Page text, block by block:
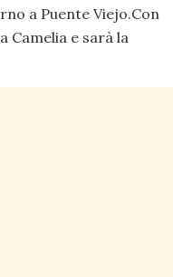
a Puente Viejo.Con
Camelia e sarà la